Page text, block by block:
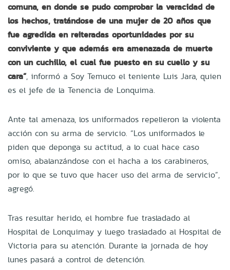
comuna, en donde se pudo comprobar la veracidad de
los hechos, tratándose de una mujer de 20 años que
fue agredida en reiteradas oportunidades por su
conviviente y que además era amenazada de muerte
con un cuchillo, el cual fue puesto en su cuello y su
cara”, informó a Soy Temuco el teniente Luis Jara, quien
es el jefe de la Tenencia de Lonquima.
Ante tal amenaza, los uniformados repelieron la violenta
acción con su arma de servicio. “Los uniformados le
piden que deponga su actitud, a lo cual hace caso
omiso, abalanzándose con el hacha a los carabineros,
por lo que se tuvo que hacer uso del arma de servicio”,
agregó.
Tras resultar herido, el hombre fue trasladado al
Hospital de Lonquimay y luego trasladado al Hospital de
Victoria para su atención. Durante la jornada de hoy
lunes pasará a control de detención.